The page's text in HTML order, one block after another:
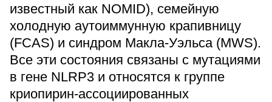
известный как NOMID), семейную
холодную аутоиммунную крапивницу
(FCAS) и синдром Макла-Уэльса (MWS).
Все эти состояния связаны с мутациями
в гене NLRP3 и относятся к группе
криопирин-ассоциированных